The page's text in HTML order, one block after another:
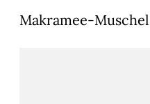
Makramee-